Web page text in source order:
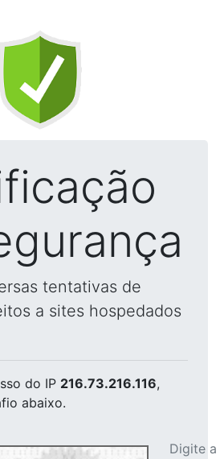
tentativas de
a sites hospedados
do IP 216.73.216.116,
abaixo.
Digite